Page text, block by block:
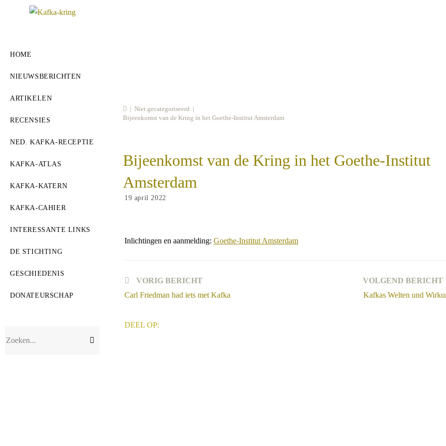
HOME
NIEUWSBERICHTEN
ARTIKELEN
RECENSIES
NED. KAFKA-RECEPTIE
KAFKA-ATLAS
KAFKA-KATERN
KAFKA-CAHIER
INTERESSANTE LINKS
DE STICHTING
GESCHIEDENIS
DONATEURSCHAP
Zoeken...
Bijeenkomst van de Kring in het Goethe-Institut
Amsterdam
| Niet gecategoriseerd |
Bijeenkomst van de Kring in het Goethe-Institut Amsterdam
Bericht
19 april 2022
Inlichtingen en aanmelding: Goethe-Institut Amsterdam
Lees
artikelen
VORIG BERICHT
Carl Friedman had iets met Kafka
VOLGEND BERICHT
Kafkas Welten und